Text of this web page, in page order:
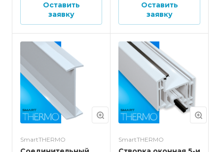
Оставить
заявку
Оставить
заявку
SmartTHERMO SmartTHERMO